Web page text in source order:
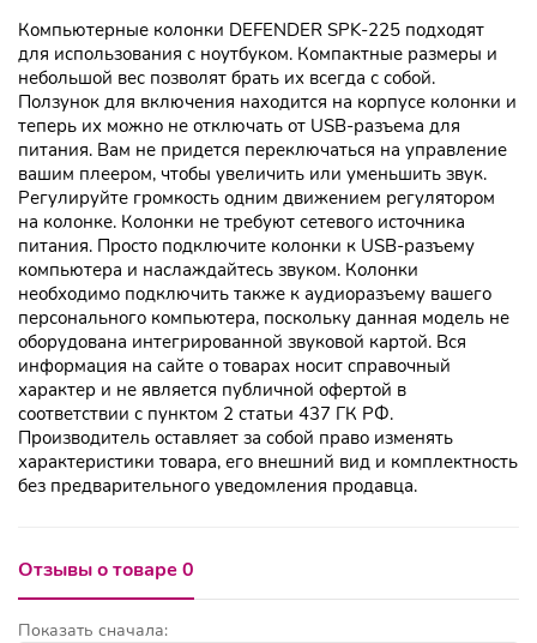
Компьютерные колонки DEFENDER SPK-225 подходят
для использования с ноутбуком. Компактные размеры и
небольшой вес позволят брать их всегда с собой.
Ползунок для включения находится на корпусе колонки и
теперь их можно не отключать от USB-разъема для
питания. Вам не придется переключаться на управление
вашим плеером, чтобы увеличить или уменьшить звук.
Регулируйте громкость одним движением регулятором
на колонке. Колонки не требуют сетевого источника
питания. Просто подключите колонки к USB-разъему
компьютера и наслаждайтесь звуком. Колонки
необходимо подключить также к аудиоразъему вашего
персонального компьютера, поскольку данная модель не
оборудована интегрированной звуковой картой. Вся
информация на сайте о товарах носит справочный
характер и не является публичной офертой в
соответствии с пунктом 2 статьи 437 ГК РФ.
Производитель оставляет за собой право изменять
характеристики товара, его внешний вид и комплектность
без предварительного уведомления продавца.
Отзывы о товаре 0
Показать сначала: